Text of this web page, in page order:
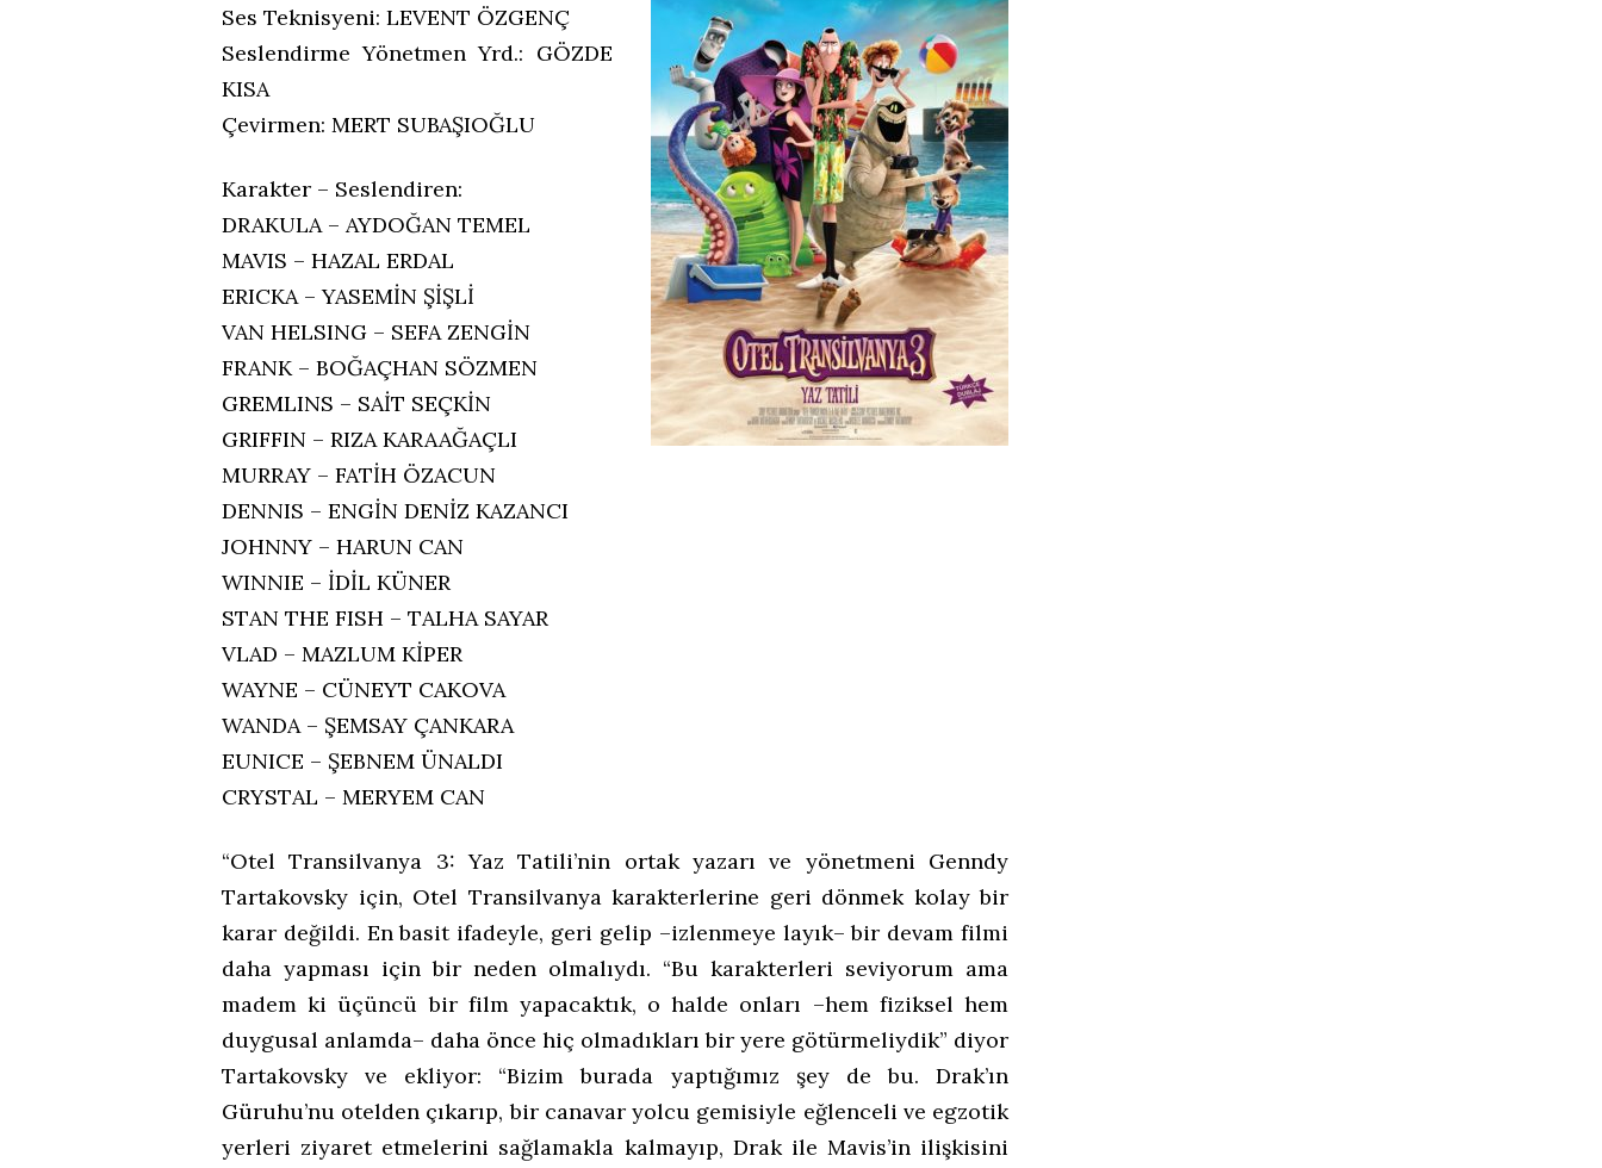
Ses Teknisyeni: LEVENT ÖZGENÇ
Seslendirme Yönetmen Yrd.: GÖZDE
KISA
Çevirmen: MERT SUBAŞIOĞLU
Karakter – Seslendiren:
DRAKULA – AYDOĞAN TEMEL
MAVIS – HAZAL ERDAL
ERICKA – YASEMİN ŞİŞLİ
VAN HELSING – SEFA ZENGİN
FRANK – BOĞAÇHAN SÖZMEN
GREMLINS – SAİT SEÇKİN
GRIFFIN – RIZA KARAAĞAÇLI
MURRAY – FATİH ÖZACUN
DENNIS – ENGİN DENİZ KAZANCI
JOHNNY – HARUN CAN
WINNIE – İDİL KÜNER
STAN THE FISH – TALHA SAYAR
VLAD – MAZLUM KİPER
WAYNE – CÜNEYT CAKOVA
WANDA – ŞEMSAY ÇANKARA
EUNICE – ŞEBNEM ÜNALDI
CRYSTAL – MERYEM CAN
“Otel Transilvanya 3: Yaz Tatili’nin ortak yazarı ve yönetmeni Genndy
Tartakovsky için, Otel Transilvanya karakterlerine geri dönmek kolay bir
karar değildi. En basit ifadeyle, geri gelip –izlenmeye layık– bir devam filmi
daha yapması için bir neden olmalıydı. “Bu karakterleri seviyorum ama
madem ki üçüncü bir film yapacaktık, o halde onları –hem fiziksel hem
duygusal anlamda– daha önce hiç olmadıkları bir yere götürmeliydik” diyor
Tartakovsky ve ekliyor: “Bizim burada yaptığımız şey de bu. Drak’ın
Güruhu’nu otelden çıkarıp, bir canavar yolcu gemisiyle eğlenceli ve egzotik
yerleri ziyaret etmelerini sağlamakla kalmayıp, Drak ile Mavis’in ilişkisini